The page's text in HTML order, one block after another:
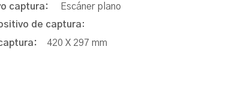
captura:
Escáner plano
de captura:
420 X 297 mm